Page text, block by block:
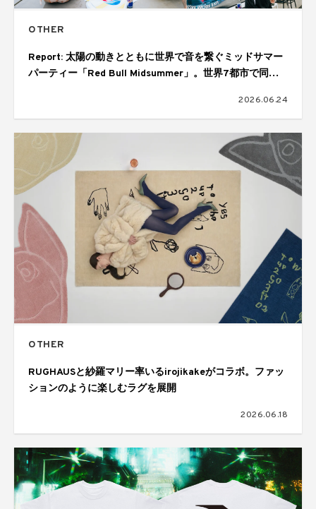
OTHER
Report: 太陽の動きとともに世界で音を繋ぐミッドサマー
パーティー「Red Bull Midsummer」。世界7都市で同時
2026.06.24
OTHER
RUGHAUSと紗羅マリー率いるirojikakeがコラボ。ファッ
ションのように楽しむラグを展開
2026.06.18